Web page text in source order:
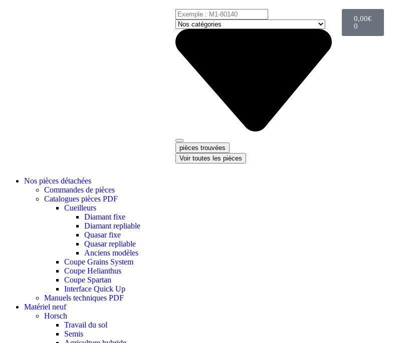
pièces trouvées
Voir toutes les pièces
0,00€
0
Nos pièces détachées
Commandes de pièces
Catalogues pièces PDF
Cueilleurs
Diamant fixe
Diamant repliable
Quasar fixe
Quasar repliable
Anciens modèles
Coupe Grains System
Coupe Helianthus
Coupe Spartan
Interface Quick Up
Manuels techniques PDF
Matériel neuf
Horsch
Travail du sol
Semis